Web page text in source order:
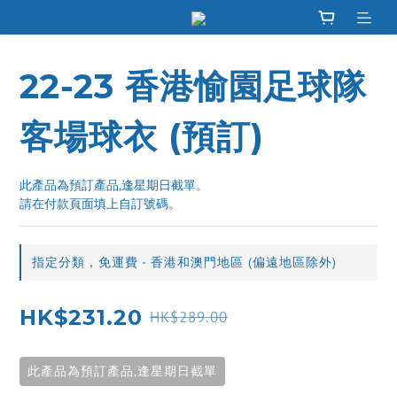
22-23 香港愉園足球隊
客場球衣 (預訂)
此產品為預訂產品,逢星期日截單。
請在付款頁面填上自訂號碼。
指定分類，免運費 - 香港和澳門地區 (偏遠地區除外)
HK$231.20 HK$289.00
此產品為預訂產品,逢星期日截單